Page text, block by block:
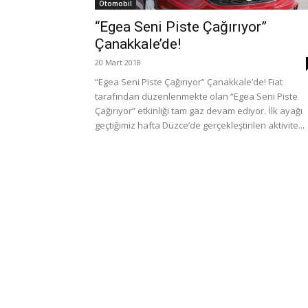
Otomobil
“Egea Seni Piste Çağırıyor”
Çanakkale’de!
20 Mart 2018
“Egea Seni Piste Çağırıyor” Çanakkale’de! Fiat
tarafından düzenlenmekte olan “Egea Seni Piste
Çağırıyor” etkinliği tam gaz devam ediyor. İlk ayağı
geçtiğimiz hafta Düzce’de gerçekleştirilen aktivite...